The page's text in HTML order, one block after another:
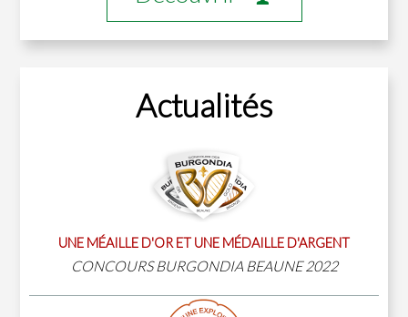
Actualités
UNE MÉAILLE D'OR ET UNE MÉDAILLE D'ARGENT
CONCOURS BURGONDIA BEAUNE 2022